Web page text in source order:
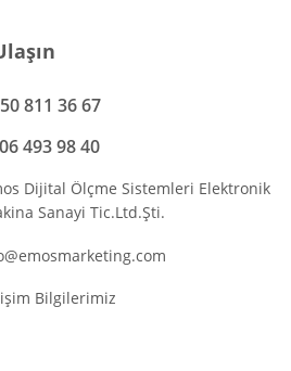
811 36 67
493 98 40
Dijital Ölçme Sistemleri Elektronik
Sanayi Tic.Ltd.Şti.
Bilgilerimiz